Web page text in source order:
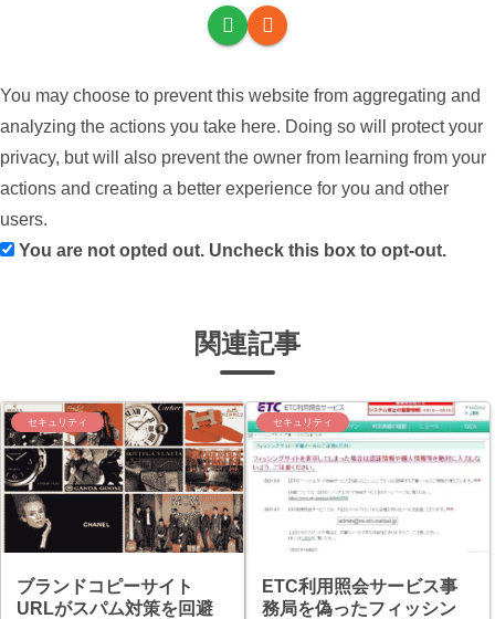
You may choose to prevent this website from aggregating and
analyzing the actions you take here. Doing so will protect your
privacy, but will also prevent the owner from learning from your
actions and creating a better experience for you and other
users.
You are not opted out. Uncheck this box to opt-out.
関連記事
セキュリティ
ブランドコピーサイト
URLがスパム対策を回避
セキュリティ
ETC利用照会サービス事
務局を偽ったフィッシン